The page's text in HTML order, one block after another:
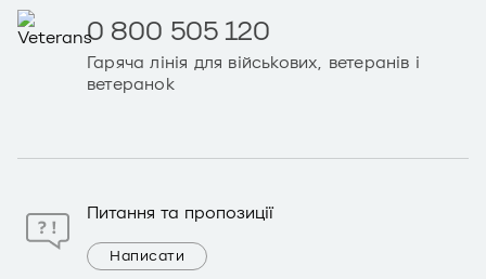
0 800 505 120
Гаряча лінія для військових, ветеранів і
ветеранок
Питання та пропозиції
Написати